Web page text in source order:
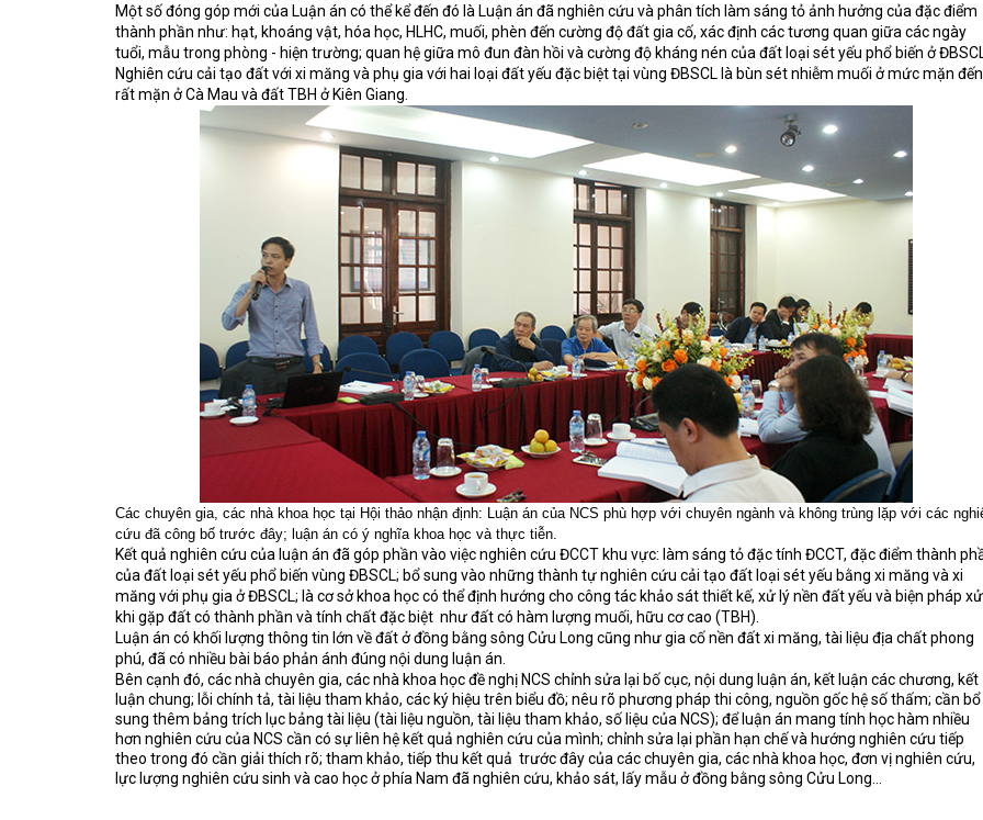
Một số đóng góp mới của Luận án có thể kể đến đó là Luận án đã nghiên cứu và phân tích làm sáng tỏ ảnh hưởng của đặc điểm
thành phần như: hạt, khoáng vật, hóa học, HLHC, muối, phèn đến cường độ đất gia cố, xác định các tương quan giữa các ngày
tuổi, mẫu trong phòng - hiện trường; quan hệ giữa mô đun đàn hồi và cường độ kháng nén của đất loại sét yếu phổ biến ở
Nghiên cứu cải tạo đất với xi măng và phụ gia với hai loại đất yếu đặc biệt tại vùng ĐBSCL là bùn sét nhiễm muối ở mức mặn đến
rất mặn ở Cà Mau và đất TBH ở Kiên Giang.
Các chuyên gia, các nhà khoa học tại Hội thảo nhận định: Luận án của NCS phù hợp với chuyên ngành và không trùng lặp với các
cứu đã công bố trước đây; luận án có ý nghĩa khoa học và thực tiễn.
Kết quả nghiên cứu của luận án đã góp phần vào việc nghiên cứu ĐCCT khu vực: làm sáng tỏ đặc tính ĐCCT, đặc điểm thành
của đất loại sét yếu phổ biến vùng ĐBSCL; bổ sung vào những thành tự nghiên cứu cải tạo đất loại sét yếu bằng xi măng và xi
măng với phụ gia ở ĐBSCL; là cơ sở khoa học có thể định hướng cho công tác khảo sát thiết kế, xử lý nền đất yếu và biện pháp
khi gặp đất có thành phần và tính chất đặc biệt như đất có hàm lượng muối, hữu cơ cao (TBH).
Luận án có khối lượng thông tin lớn về đất ở đồng bằng sông Cửu Long cũng như gia cố nền đất xi măng, tài liệu địa chất phong
phú, đã có nhiều bài báo phản ánh đúng nội dung luận án.
Bên cạnh đó, các nhà chuyên gia, các nhà khoa học đề nghị NCS chỉnh sửa lại bố cục, nội dung luận án, kết luận các chương, kết
luận chung; lỗi chính tả, tài liệu tham khảo, các ký hiệu trên biểu đồ; nêu rõ phương pháp thi công, nguồn gốc hệ số thấm; cần bổ
sung thêm bảng trích lục bảng tài liệu (tài liệu nguồn, tài liệu tham khảo, số liệu của NCS); để luận án mang tính học hàm nhiều
hơn nghiên cứu của NCS cần có sự liên hệ kết quả nghiên cứu của mình; chỉnh sửa lại phần hạn chế và hướng nghiên cứu tiếp
theo trong đó cần giải thích rõ; tham khảo, tiếp thu kết quả trước đây của các chuyên gia, các nhà khoa học, đơn vị nghiên cứu,
lực lượng nghiên cứu sinh và cao học ở phía Nam đã nghiên cứu, khảo sát, lấy mẫu ở đồng bằng sông Cửu Long...